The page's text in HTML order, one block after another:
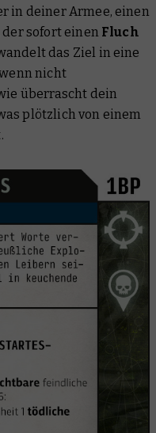
in deiner Armee, einen
der sofort einen Fluch
das Ziel in eine
nicht
überrascht dein
plötzlich von einem